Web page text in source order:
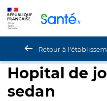
Retour à
Hopital de
sedan